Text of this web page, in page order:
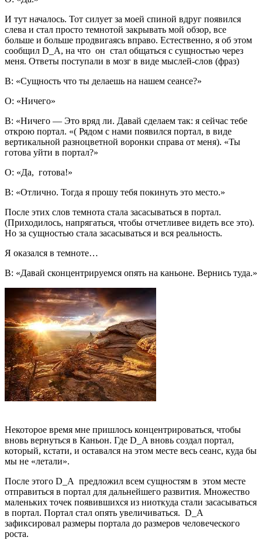
И тут началось. Тот силует за моей спиной вдруг появился
слева и стал просто темнотой закрывать мой обзор, все
больше и больше продвигаясь вправо. Естественно, я об этом
сообщил D_A, на что он стал общаться с сущностью через
меня. Ответы поступали в мозг в виде мыслей-слов (фраз)
В: «Сущность что ты делаешь на нашем сеансе?»
О: «Ничего»
В: «Ничего — Это вряд ли. Давай сделаем так: я сейчас тебе
открою портал. «( Рядом с нами появился портал, в виде
вертикальной разноцветной воронки справа от меня). «Ты
готова уйти в портал?»
О: «Да, готова!»
В: «Отлично. Тогда я прошу тебя покинуть это место.»
После этих слов темнота стала засасываться в портал.
(Приходилось, напрягаться, чтобы отчетливее видеть все это).
Но за сущностью стала засасываться и вся реальность.
Я оказался в темноте…
В: «Давай сконцентрируемся опять на каньоне. Вернись туда.»
Некоторое время мне пришлось концентрироваться, чтобы
вновь вернуться в Каньон. Где D_A вновь создал портал,
который, кстати, и оставался на этом месте весь сеанс, куда бы
мы не «летали».
После этого D_A предложил всем сущностям в этом месте
отправиться в портал для дальнейшего развития. Множество
маленьких точек появившихся из ниоткуда стали засасываться
в портал. Портал стал опять увеличиваться. D_A
зафиксировал размеры портала до размеров человеческого
роста.